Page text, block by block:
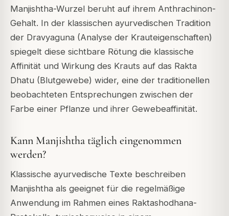
Manjishtha-Wurzel beruht auf ihrem Anthrachinon-
Gehalt. In der klassischen ayurvedischen Tradition
der Dravyaguna (Analyse der Krauteigenschaften)
spiegelt diese sichtbare Rötung die klassische
Affinität und Wirkung des Krauts auf das Rakta
Dhatu (Blutgewebe) wider, eine der traditionellen
beobachteten Entsprechungen zwischen der
Farbe einer Pflanze und ihrer Gewebeaffinität.
Kann Manjishtha täglich eingenommen
werden?
Klassische ayurvedische Texte beschreiben
Manjishtha als geeignet für die regelmäßige
Anwendung im Rahmen eines Raktashodhana-